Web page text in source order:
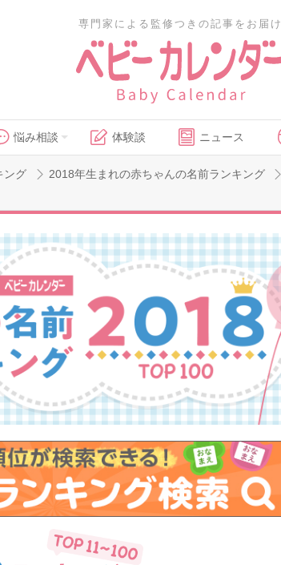
専門家による監修つきの記事をお届け
悩み相談 体験談 ニュース
ング 2018年生まれの赤ちゃんの名前ランキング